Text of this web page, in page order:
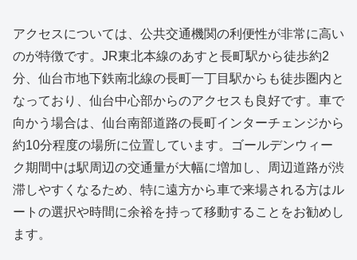
アクセスについては、公共交通機関の利便性が非常に高い
のが特徴です。JR東北本線のあすと長町駅から徒歩約2
分、仙台市地下鉄南北線の長町一丁目駅からも徒歩圏内と
なっており、仙台中心部からのアクセスも良好です。車で
向かう場合は、仙台南部道路の長町インターチェンジから
約10分程度の場所に位置しています。ゴールデンウィー
ク期間中は駅周辺の交通量が大幅に増加し、周辺道路が渋
滞しやすくなるため、特に遠方から車で来場される方はル
ートの選択や時間に余裕を持って移動することをお勧めし
ます。